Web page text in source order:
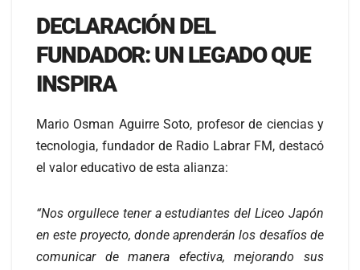
DECLARACIÓN DEL
FUNDADOR: UN LEGADO QUE
INSPIRA
Mario Osman Aguirre Soto, profesor de ciencias y
tecnologia, fundador de Radio Labrar FM, destacó
el valor educativo de esta alianza:
“Nos orgullece tener a estudiantes del Liceo Japón
en este proyecto, donde aprenderán los desafíos de
comunicar de manera efectiva, mejorando sus